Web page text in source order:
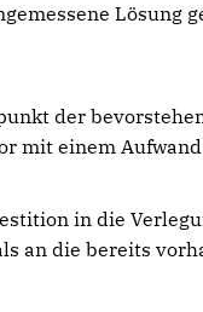
Lösung
der
mit einem
in die
an die bereits